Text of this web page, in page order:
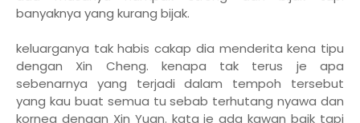
banyaknya yang kurang bijak.
keluarganya tak habis cakap dia menderita kena tipu
dengan Xin Cheng. kenapa tak terus je apa
sebenarnya yang terjadi dalam tempoh tersebut
yang kau buat semua tu sebab terhutang nyawa dan
kornea dengan Xin Yuan. kata je ada kawan baik tapi